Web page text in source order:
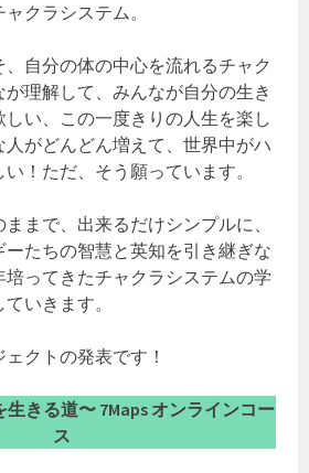
クラシステム。
自分の体の中心を流れるチャク
理解して、みんなが自分の生き
い、この一度きりの人生を楽し
がどんどん増えて、世界中がハ
！ただ、そう願っています。
まで、出来るだけシンプルに、
たちの智慧と英知を引き継ぎな
ってきたチャクラシステムの学
いきます。
クトの発表です！
きる道〜 7Maps オンラインコー
ス